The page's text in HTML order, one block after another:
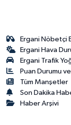
Ergani Nöbetçi
Ergani Hava
Ergani Trafik
Puan Durumu
Tüm Manşetler
Son Dakika
Haber Arşivi